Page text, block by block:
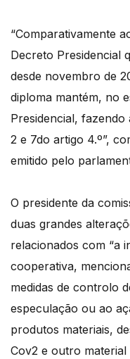
“Comparativamente
Decreto Presidencial
desde novembro de
diploma mantém, no
Presidencial, fazendo
2 e 7do artigo 4.º”,
emitido pelo
O presidente da
duas grandes
relacionados com “a
cooperativa,
medidas de controlo
especulação ou ao
produtos materiais,
Cov2 e outro material